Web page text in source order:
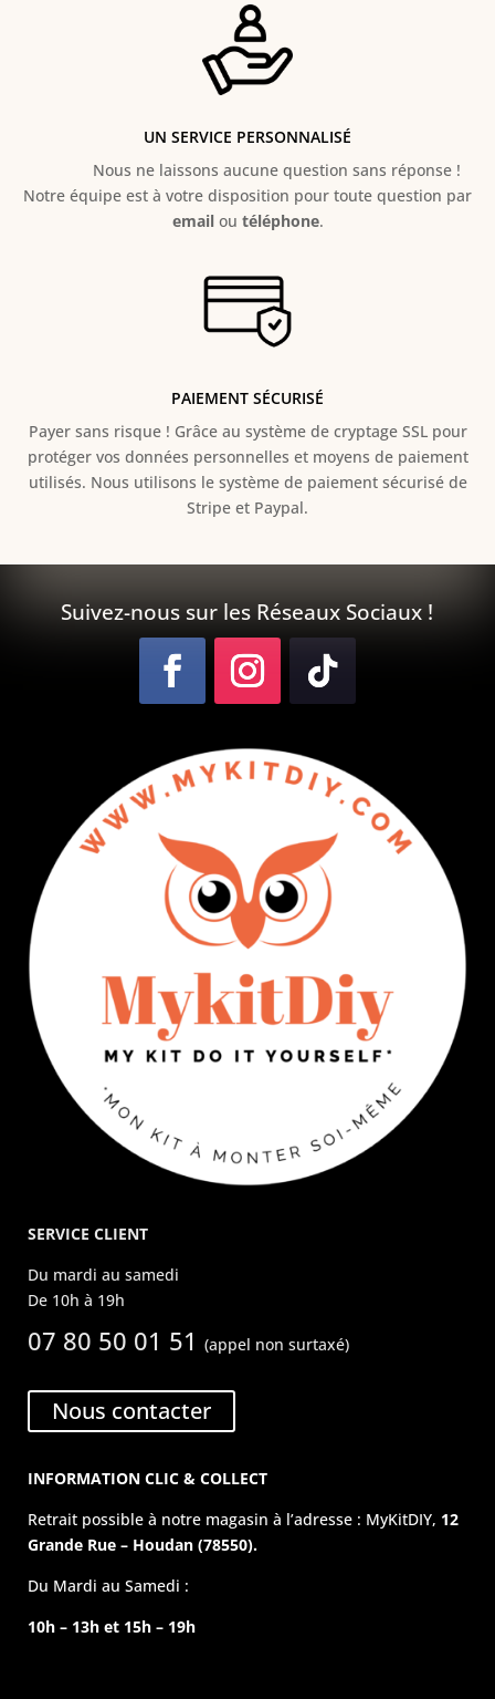
UN SERVICE PERSONNALISÉ
Nous ne laissons aucune question sans réponse !
Notre équipe est à votre disposition pour toute question par
emailou téléphone.
PAIEMENT SÉCURISÉ
Payer sans risque ! Grâce au système de cryptage SSL pour
protéger vos données personnelles et moyens de paiement
utilisés. Nous utilisons le système de paiement sécurisé de
Stripe et Paypal.
Suivez-nous sur les Réseaux Sociaux !
SERVICE CLIENT
Du mardi au samedi
De 10h à 19h
07 80 50 01 51(appel non surtaxé)
Nous contacter
INFORMATION CLIC & COLLECT
Retrait possible à notre magasin à l’adresse : MyKitDIY, 12
Grande Rue – Houdan (78550).
Du Mardi au Samedi :
10h – 13h et 15h – 19h